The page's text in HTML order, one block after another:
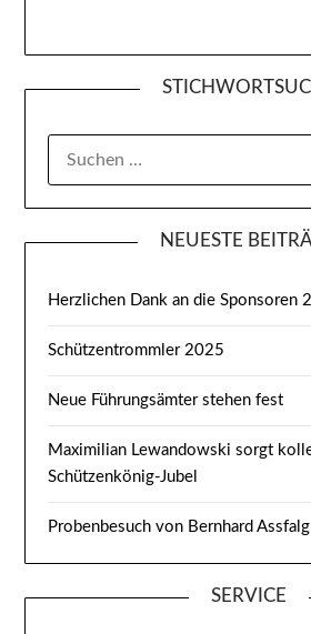
NEUESTE
Herzlichen Dank an die Sponsoren
Schützentrommler 2025
Neue Führungsämter stehen fest
Maximilian Lewandowski sorgt
Schützenkönig-Jubel
Probenbesuch von Bernhard Assfalg
SERVICE